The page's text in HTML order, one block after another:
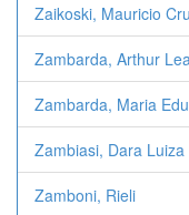
Zaikoski, Mauricio
Zambarda, Arthur
Zambarda, Maria
Zambiasi, Dara Luiza
Zamboni, Rieli